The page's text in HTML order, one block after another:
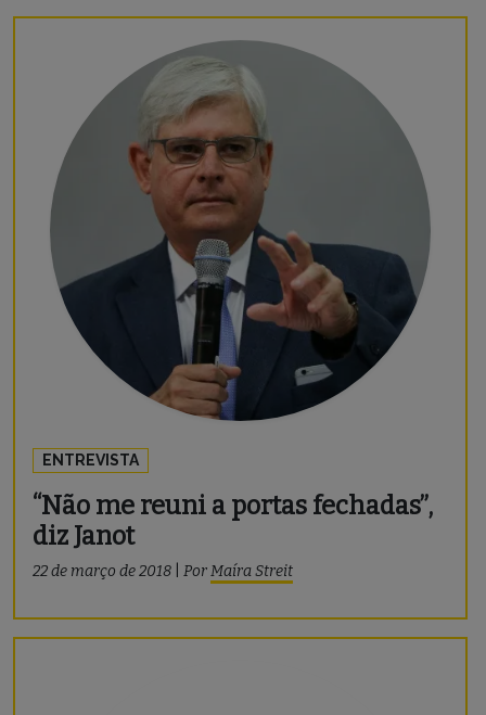
ENTREVISTA
“Não me reuni a portas fechadas”,
diz Janot
22 de março de 2018 PorMaíra Streit